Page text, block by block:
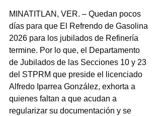
MINATITLAN, VER. – Quedan pocos
días para que El Refrendo de Gasolina
2026 para los jubilados de Refinería
termine. Por lo que, el Departamento
de Jubilados de las Secciones 10 y 23
del STPRM que preside el licenciado
Alfredo Iparrea González, exhorta a
quienes faltan a que acudan a
regularizar su documentación y se